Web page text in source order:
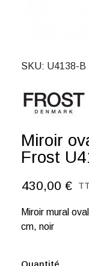
SKU U4138-B
Miroir
Frost
430,00 €
Miroir mural
cm, noir
Quantité